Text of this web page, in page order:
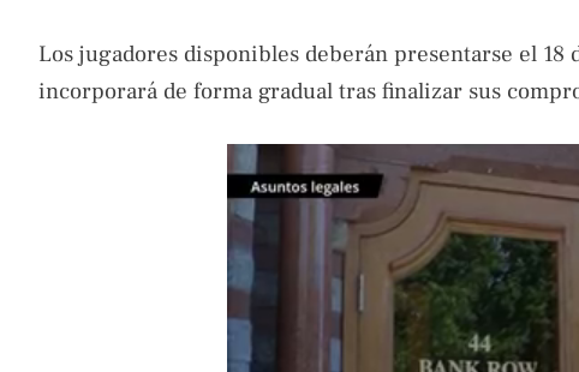
Los jugadores disponibles deberán presentarse el 18
incorporará de forma gradual tras finalizar sus